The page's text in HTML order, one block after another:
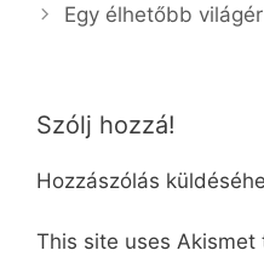
Egy élhetőbb
Szólj hozzá!
Hozzászólás
This site uses Akismet